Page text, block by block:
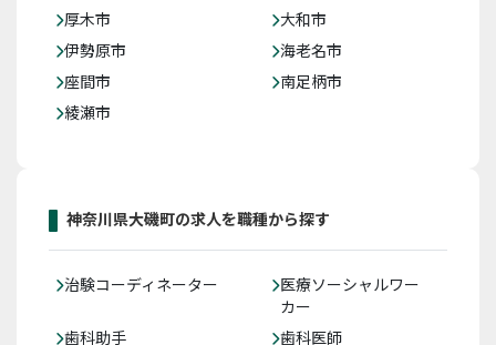
厚木市
大和市
伊勢原市
海老名市
座間市
南足柄市
綾瀬市
神奈川県大磯町の求人を職種から探す
治験コーディネーター
医療ソーシャルワー
カー
歯科助手
歯科医師